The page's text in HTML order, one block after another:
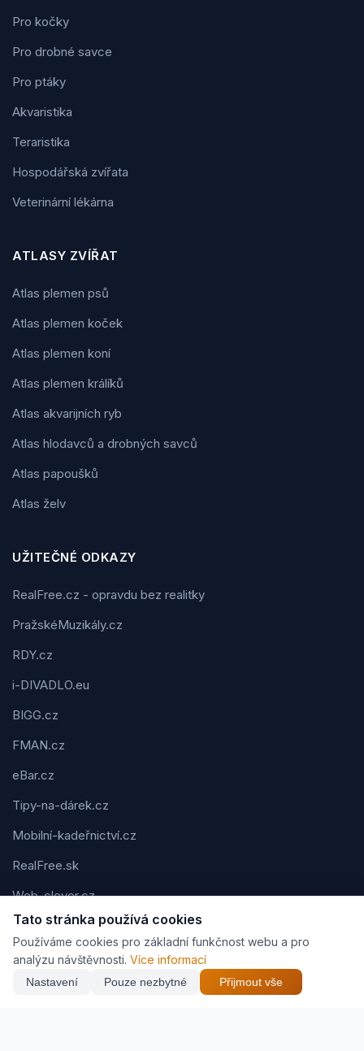
Pro kočky
Pro drobné savce
Pro ptáky
Akvaristika
Teraristika
Hospodářská zvířata
Veterinární lékárna
ATLASY ZVÍŘAT
Atlas plemen psů
Atlas plemen koček
Atlas plemen koní
Atlas plemen králíků
Atlas akvarijních ryb
Atlas hlodavců a drobných savců
Atlas papoušků
Atlas želv
UŽITEČNÉ ODKAZY
RealFree.cz - opravdu bez realitky
PražskéMuzikály.cz
RDY.cz
i-DIVADLO.eu
BIGG.cz
FMAN.cz
eBar.cz
Tipy-na-dárek.cz
Mobilní-kadeřnictví.cz
RealFree.sk
Web-clever.cz
Kvízov.cz
Karavaning.net
CVčko.eu
Tato stránka používá cookies
Používáme cookies pro základní funkčnost webu a pro
analýzu návštěvnosti. Více informací
Nastavení Pouze nezbytné Přijmout vše